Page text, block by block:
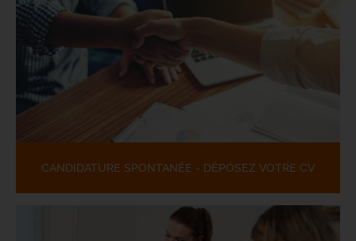
CANDIDATURE SPONTANÉE - DÉPOSEZ VOTRE CV